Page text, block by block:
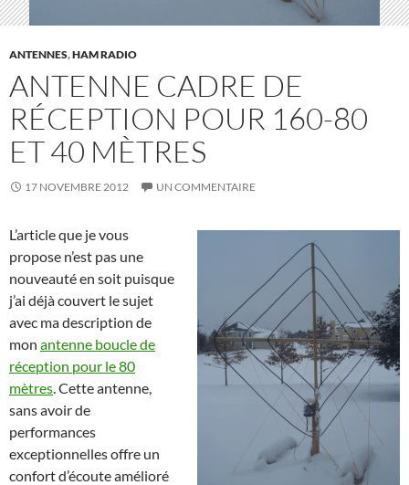
ANTENNES,HAM RADIO
ANTENNE CADRE DE
RÉCEPTION POUR 160-80
ET 40 MÈTRES
17 NOVEMBRE 2012 UN COMMENTAIRE
L’article que je vous
propose n’est pas une
nouveauté en soit puisque
j’ai déjà couvert le sujet
avec ma description de
mon antenne boucle de
réception pour le 80
mètres. Cette antenne,
sans avoir de
performances
exceptionnelles offre un
confort d’écoute amélioré